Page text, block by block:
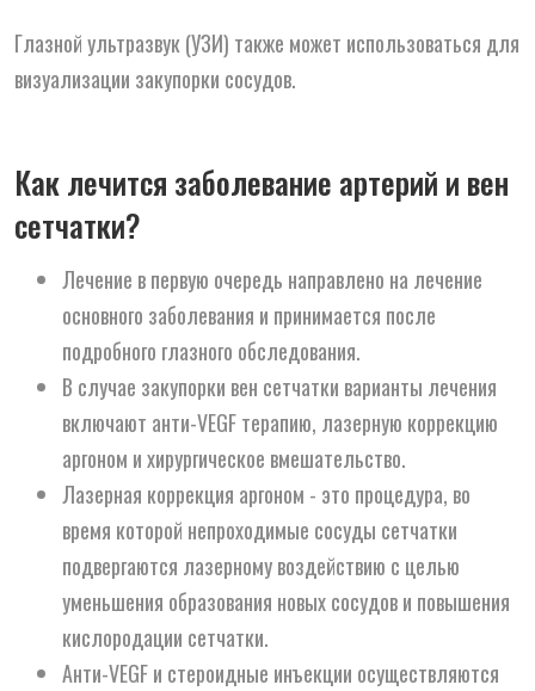
Глазной ультразвук (УЗИ) также может использоваться для
визуализации закупорки сосудов.
Как лечится заболевание артерий и вен
сетчатки?
Лечение в первую очередь направлено на лечение
основного заболевания и принимается после
подробного глазного обследования.
В случае закупорки вен сетчатки варианты лечения
включают анти-VEGF терапию, лазерную коррекцию
аргоном и хирургическое вмешательство.
Лазерная коррекция аргоном - это процедура, во
время которой непроходимые сосуды сетчатки
подвергаются лазерному воздействию с целью
уменьшения образования новых сосудов и повышения
кислородации сетчатки.
Анти-VEGF и стероидные инъекции осуществляются